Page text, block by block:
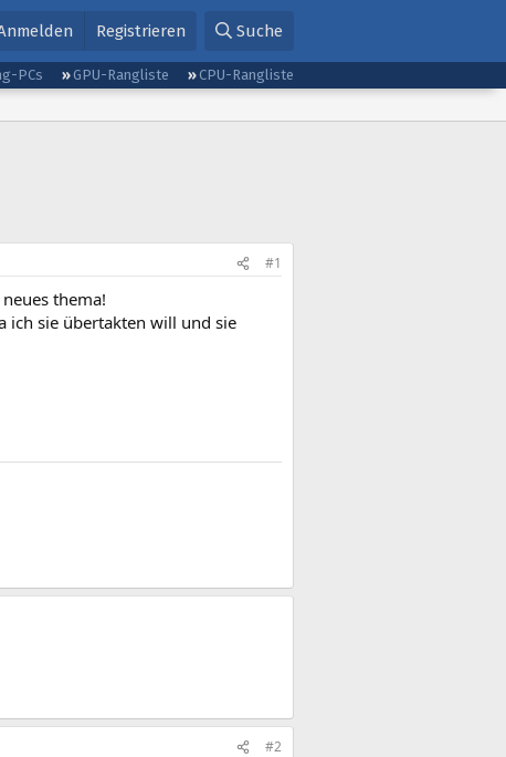
Registrieren Suche
PCs GPU-Rangliste
CPU-Rangliste
#1
thema!
ich sie übertakten will und sie
#2